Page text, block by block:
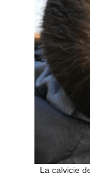
La calvicie